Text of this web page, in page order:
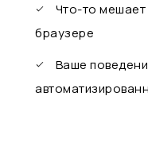
Что-то
браузере
Ваше